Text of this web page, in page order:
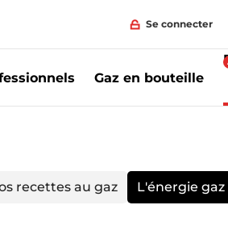
Se connecter
Gaz en bouteille
recettes au gaz L'énergie gaz